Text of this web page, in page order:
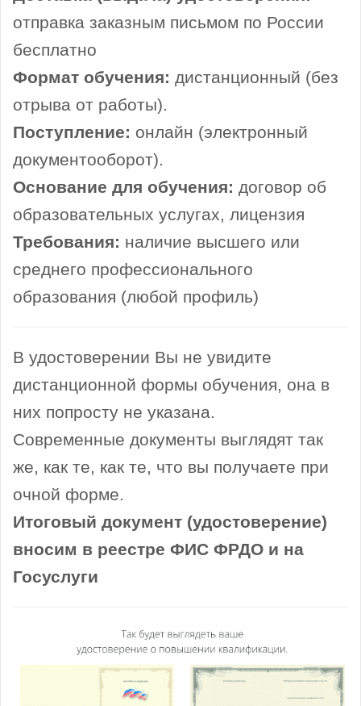
отправка заказным письмом по России
бесплатно
Формат обучения: дистанционный (без
отрыва от работы).
Поступление: онлайн (электронный
документооборот).
Основание для обучения: договор об
образовательных услугах, лицензия
Требования: наличие высшего или
среднего профессионального
образования (любой профиль)
В удостоверении Вы не увидите
дистанционной формы обучения, она в
них попросту не указана.
Современные документы выглядят так
же, как те, как те, что вы получаете при
очной форме.
Итоговый документ (удостоверение)
вносим в реестре ФИС ФРДО и на
Госуслуги